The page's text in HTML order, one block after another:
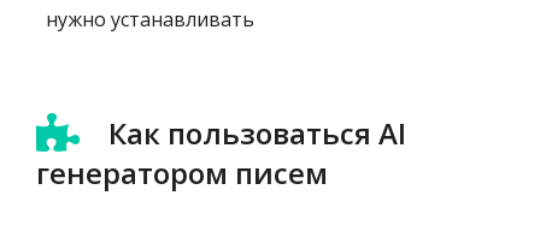
нужно устанавливать
Как пользоваться AI
генератором писем